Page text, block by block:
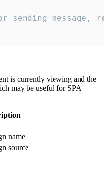
sending message,
is currently viewing and the
may be useful for SPA
name
source